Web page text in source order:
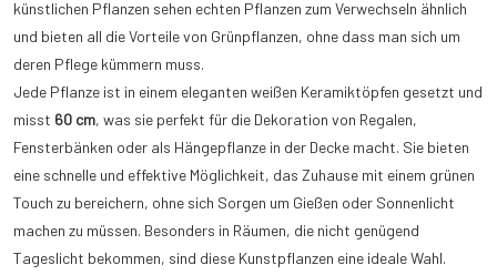
künstlichen Pflanzen sehen echten Pflanzen zum Verwechseln ähnlich
und bieten all die Vorteile von Grünpflanzen, ohne dass man sich um
deren Pflege kümmern muss.
Jede Pflanze ist in einem eleganten weißen Keramiktöpfen gesetzt und
misst 60 cm, was sie perfekt für die Dekoration von Regalen,
Fensterbänken oder als Hängepflanze in der Decke macht. Sie bieten
eine schnelle und effektive Möglichkeit, das Zuhause mit einem grünen
Touch zu bereichern, ohne sich Sorgen um Gießen oder Sonnenlicht
machen zu müssen. Besonders in Räumen, die nicht genügend
Tageslicht bekommen, sind diese Kunstpflanzen eine ideale Wahl.